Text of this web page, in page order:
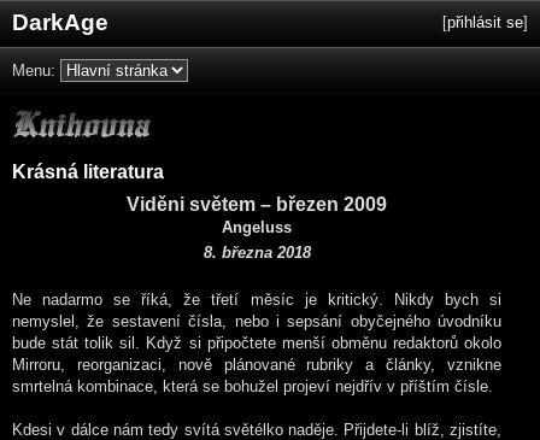
DarkAge [přihlásit se]
Menu:
Krásná literatura
Viděni světem – březen 2009
Angeluss
8. března 2018
Ne nadarmo se říká, že třetí měsíc je kritický. Nikdy bych si
nemyslel, že sestavení čísla, nebo i sepsání obyčejného úvodníku
bude stát tolik sil. Když si připočtete menší obměnu redaktorů okolo
Mirroru, reorganizaci, nově plánované rubriky a články, vznikne
smrtelná kombinace, která se bohužel projeví nejdřív v příštím čísle.
Kdesi v dálce nám tedy svítá světélko naděje. Přijdete-li blíž, zjistíte,